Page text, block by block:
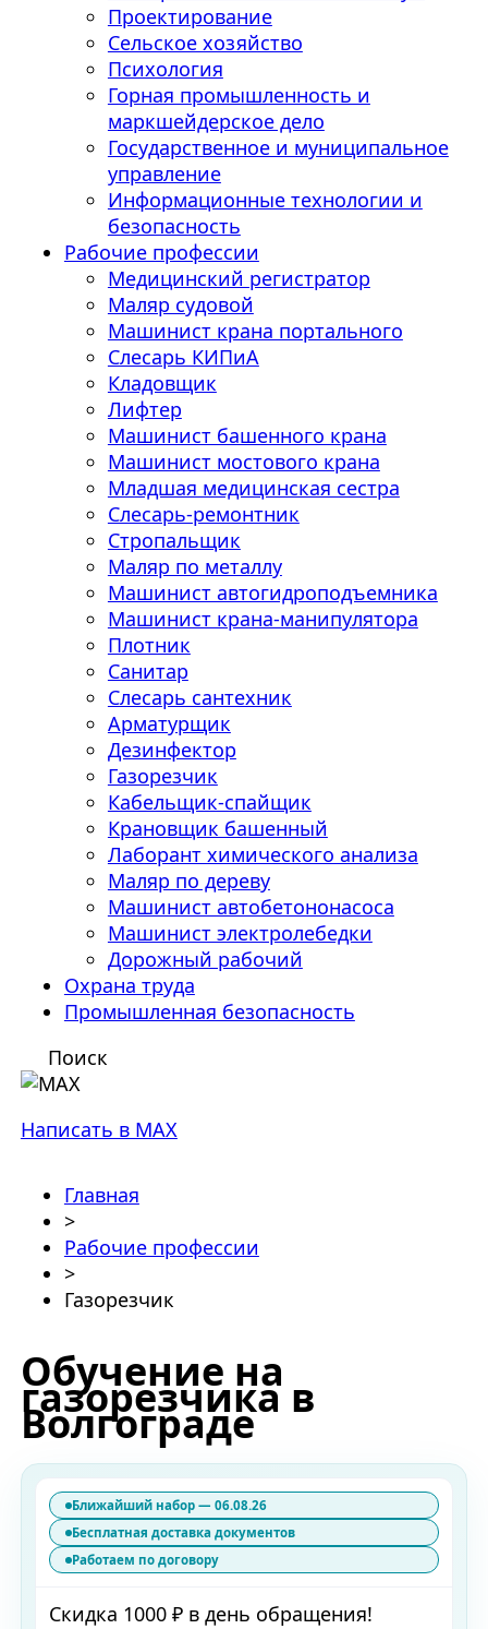
Проектирование
Сельское хозяйство
Психология
Горная промышленность и
маркшейдерское дело
Государственное и муниципальное
управление
Информационные технологии и
безопасность
Рабочие профессии
Медицинский регистратор
Маляр судовой
Машинист крана портального
Слесарь КИПиА
Кладовщик
Лифтер
Машинист башенного крана
Машинист мостового крана
Младшая медицинская сестра
Слесарь-ремонтник
Стропальщик
Маляр по металлу
Машинист автогидроподъемника
Машинист крана-манипулятора
Плотник
Санитар
Слесарь сантехник
Арматурщик
Дезинфектор
Газорезчик
Кабельщик-спайщик
Крановщик башенный
Лаборант химического анализа
Маляр по дереву
Машинист автобетононасоса
Машинист электролебедки
Дорожный рабочий
Охрана труда
Промышленная безопасность
Поиск
Написать в MAX
Главная
>
Рабочие профессии
>
Газорезчик
Обучение на
газорезчика в
Волгограде
Ближайший набор — 06.08.26
Бесплатная доставка документов
Работаем по договору
Скидка 1000 ₽ в день обращения!